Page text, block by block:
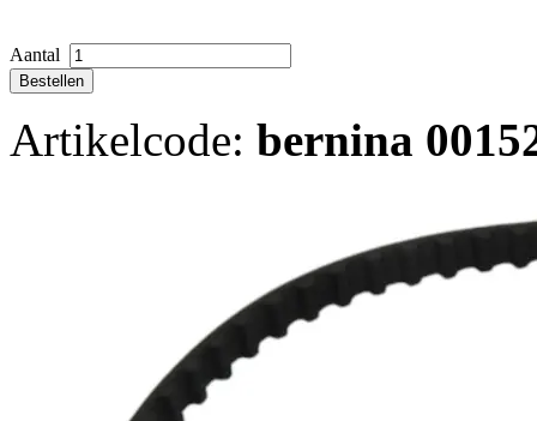
Aantal
Artikelcode: bernina